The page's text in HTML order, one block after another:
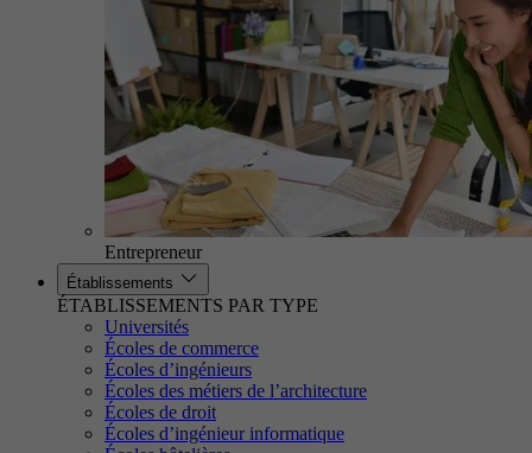
Entrepreneur
Établissements
ÉTABLISSEMENTS PAR TYPE
Universités
Écoles de commerce
Écoles d’ingénieurs
Écoles des métiers de l’architecture
Écoles de droit
Écoles d’ingénieur informatique